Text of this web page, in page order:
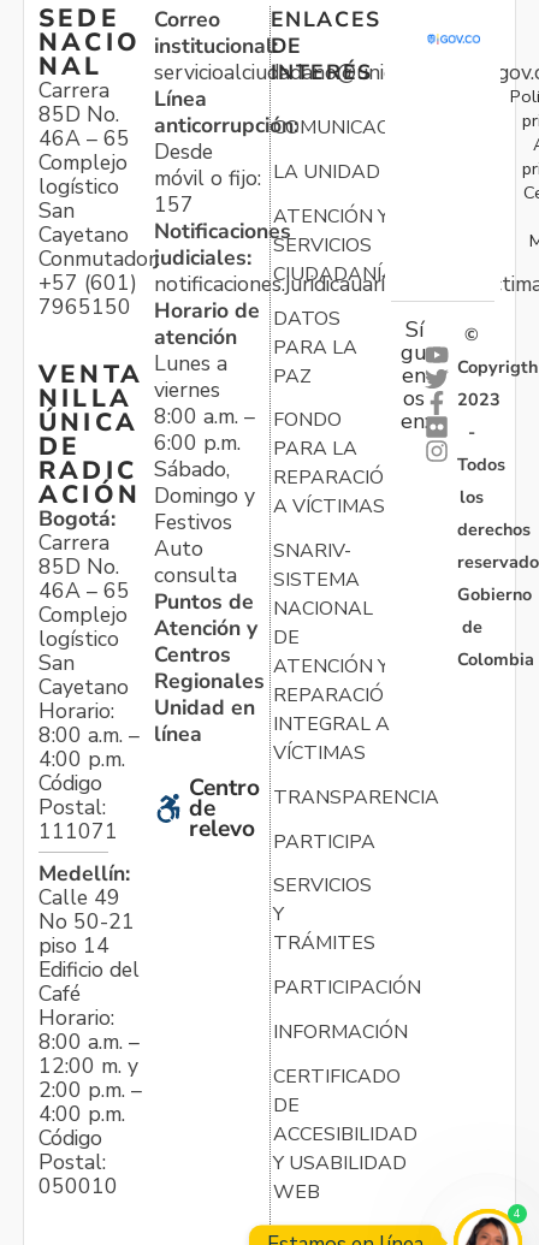
SEDE
NACIO
NAL
Carrera
85D No.
46A – 65
Complejo
logístico
San
Cayetano
Conmutador:
+57 (601)
7965150
VENTA
NILLA
ÚNICA
DE
RADIC
ACIÓN
Bogotá:
Carrera
85D No.
46A – 65
Complejo
logístico
San
Cayetano
Horario:
8:00 a.m. –
4:00 p.m.
Código
Postal:
111071
Medellín:
Calle 49
No 50-21
piso 14
Edificio del
Café
Horario:
8:00 a.m. –
12:00 m. y
2:00 p.m. –
4:00 p.m.
Código
Postal:
050010
Correo
institucional:
Línea
anticorrupción:
Desde
móvil o fijo:
157
Notificaciones
judiciales:
Horario de
atención
Lunes a
viernes
8:00 a.m. –
6:00 p.m.
Sábado,
Domingo y
Festivos
Auto
consulta
Puntos de
Atención y
Centros
Regionales
Unidad en
línea
Centro
de
relevo
ENLACES
DE
INTERÉS
COMUNICACIONES
LA UNIDAD
ATENCIÓN Y
SERVICIOS
CIUDADANÍA
DATOS
PARA LA
PAZ
FONDO
PARA LA
REPARACIÓN
A VÍCTIMAS
SNARIV-
SISTEMA
NACIONAL
DE
ATENCIÓN Y
REPARACIÓN
INTEGRAL A
VÍCTIMAS
TRANSPARENCIA
PARTICIPA
SERVICIOS
Y
TRÁMITES
PARTICIPACIÓN
INFORMACIÓN
CERTIFICADO
DE
ACCESIBILIDAD
Y USABILIDAD
WEB
Sí
gu
en
os
en:
©
Copyrigth
2023
-
Todos
los
derechos
Gobierno
de
Colombia
4